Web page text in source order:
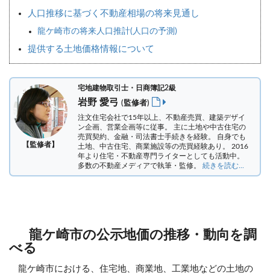
人口推移に基づく不動産相場の将来見通し
龍ケ崎市の将来人口推計(人口の予測)
提供する土地価格情報について
【監修者】
宅地建物取引士・日商簿記2級
岩野 愛弓 (監修者)
注文住宅会社で15年以上、不動産売買、建築デザイ
ン企画、営業企画等に従事。 主に土地や中古住宅の
売買契約、金融・司法書士手続きを経験。 自身でも
土地、中古住宅、商業施設等の売買経験あり。 2016
年より住宅・不動産専門ライターとしても活動中。
多数の不動産メディアで執筆・監修。 続きを読む...
龍ケ崎市の公示地価の推移・動向を調
べる
龍ケ崎市における、住宅地、商業地、工業地などの土地の